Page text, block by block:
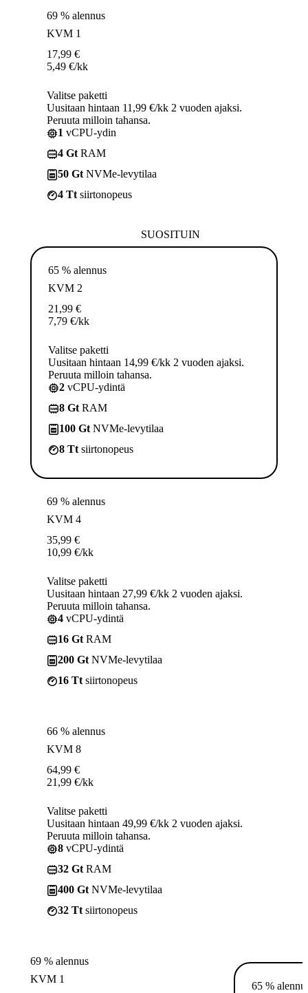
69 % alennus
KVM 1
17,99 €
5,49 €/kk
Valitse paketti
Uusitaan hintaan 11,99 €/kk 2 vuoden ajaksi.
Peruuta milloin tahansa.
1 vCPU-ydin
4 Gt RAM
50 Gt NVMe-levytilaa
4 Tt siirtonopeus
SUOSITUIN
65 % alennus
KVM 2
21,99 €
7,79 €/kk
Valitse paketti
Uusitaan hintaan 14,99 €/kk 2 vuoden ajaksi.
Peruuta milloin tahansa.
2 vCPU-ydintä
8 Gt RAM
100 Gt NVMe-levytilaa
8 Tt siirtonopeus
69 % alennus
KVM 4
35,99 €
10,99 €/kk
Valitse paketti
Uusitaan hintaan 27,99 €/kk 2 vuoden ajaksi.
Peruuta milloin tahansa.
4 vCPU-ydintä
16 Gt RAM
200 Gt NVMe-levytilaa
16 Tt siirtonopeus
66 % alennus
KVM 8
64,99 €
21,99 €/kk
Valitse paketti
Uusitaan hintaan 49,99 €/kk 2 vuoden ajaksi.
Peruuta milloin tahansa.
8 vCPU-ydintä
32 Gt RAM
400 Gt NVMe-levytilaa
32 Tt siirtonopeus
69 % alennus
KVM 1
65 %